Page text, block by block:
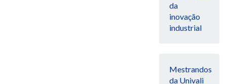
da
inovação
industrial
Mestrandos
da Univali